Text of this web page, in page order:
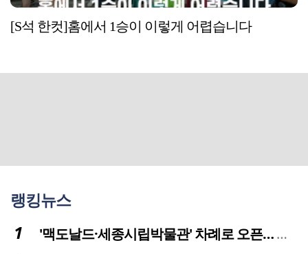
[S석 한컷]홈에서 1승이 이렇게 어렵습니다
랭킹뉴스
'맥도날드·세종시립박물관' 차례로 오픈… 고운동 정주여건 좋아진다